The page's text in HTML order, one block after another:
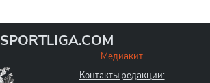
SPORTLIGA.COM
Медиакит
Контакты редакции: